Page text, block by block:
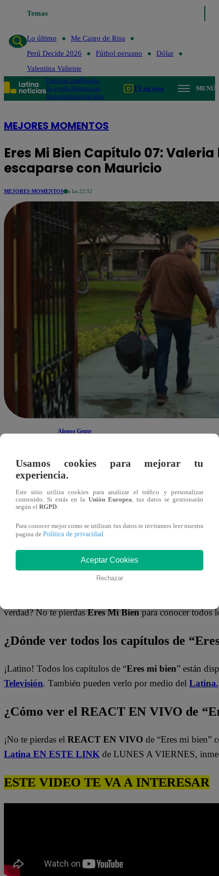
Temas
Lo último
Me Caigo de Risa
Perú Decide 2026
Fútbol peruano
Dólar
Valentina Valiente
PolíticaLimaMundo
Te ayudoTendencias
DeportesEspectáculos
TV en vivo MENÚ
MEJORES MOMENTOS
Eres Mi Bien Capítulo 07: Valeria
escaparse con Mauricio
MEJORES MOMENTOS a las 22:52
Alonso Gente
EnEres Mi Bien
arriesgado: mentirle a todospara poder escaparse con
ella, y decide abandonar la rutina para disfrutar de una
y disfrutando incluso de la piscina. En esos momentos,
todo parece perfecto.
verdad? No te pierdasEres Mi Bienpara conocer todos
¿Dónde ver todos los capítulos de
¡Latino! Todos los capítulos de “Eres mi bien” están
Televisión. También pueden verlo por medio del
¿Cómo ver el REACT EN VIVO de
¡No te pierdas el REACT EN VIVO de “Eres mi bien”
Latina EN ESTE LINK de LUNES A VIERNES,
ESTE VIDEO TE VA A INTERESAR
Usamos cookies para mejorar tu
experiencia.
Este sitio utiliza cookies para analizar el tráfico y personalizar
contenido. Si estás en la Unión Europea, tus datos se gestionarán
según el RGPD.
Para conocer mejor como se utilizan tus datos te invitamos leer nuestra
pagina de Política de privacidad.
Aceptar Cookies
Rechazar